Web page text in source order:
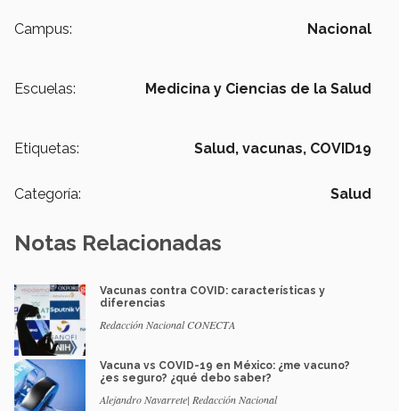
Campus: Nacional
Escuelas: Medicina y Ciencias de la Salud
Etiquetas: Salud, vacunas, COVID19
Categoría: Salud
Notas Relacionadas
Vacunas contra COVID: características y
diferencias
Redacción Nacional CONECTA
Vacuna vs COVID-19 en México: ¿me vacuno?
¿es seguro? ¿qué debo saber?
Alejandro Navarrete| Redacción Nacional